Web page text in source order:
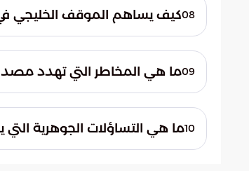
الحقوق المشروعة للشعوب.
ضد أي أفعال تضرب بعرض الحائط
08كيف يساهم الموقف الخليجي
الهوية العربية والإسلامية في
على الوضع القانوني للمدينة
09ما هي المخاطر التي تهدد
المحك. ويفرض هذا التحدي على
وحماية الاتفاقيات التي تحفظ
10ما هي التساؤلات الجوهرية